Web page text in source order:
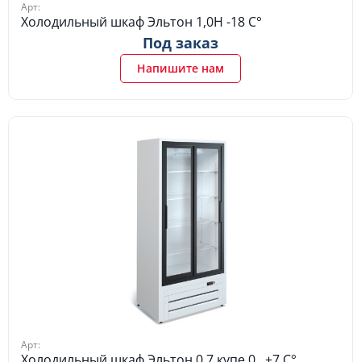
Арт:
Холодильный шкаф Эльтон 1,0Н -18 C°
Под заказ
Напишите нам
Арт: